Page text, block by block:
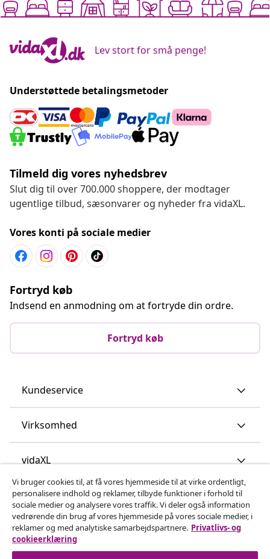
Lev stort for små penge!
Understøttede betalingsmetoder
Tilmeld dig vores nyhedsbrev
Slut dig til over 700.000 shoppere, der modtager
ugentlige tilbud, sæsonvarer og nyheder fra vidaXL.
Vores konti på sociale medier
Fortryd køb
Indsend en anmodning om at fortryde din ordre.
Fortryd køb
Kundeservice
Virksomhed
vidaXL
Opdag mere
Vi bruger cookies til, at få vores hjemmeside til at virke ordentligt,
personalisere indhold og reklamer, tilbyde funktioner i forhold til
sociale medier og analysere vores traffik. Vi deler også information
vedrørende din brug af vores hjemmeside på vores sociale medier, i
reklamer og med analytiske samarbejdspartnere. Privatlivs- og
cookieerklæring